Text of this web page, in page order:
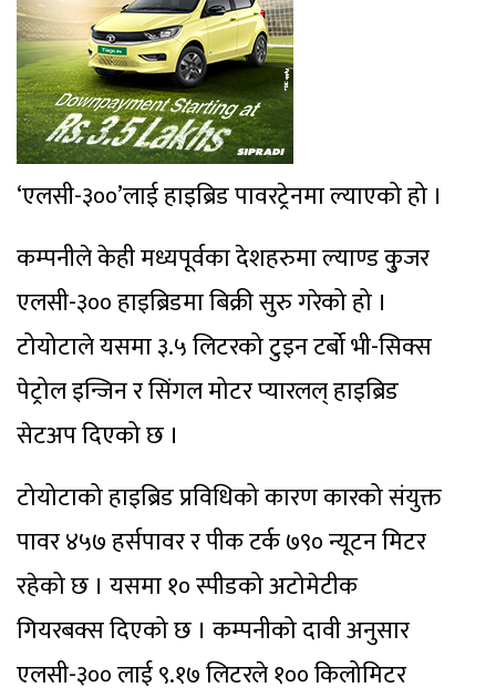
‘एलसी-३००’लाई हाइब्रिड पावरट्रेनमा ल्याएको हो ।
कम्पनीले केही मध्यपूर्वका देशहरुमा ल्याण्ड कु्जर
एलसी-३०० हाइब्रिडमा बिक्री सुरु गरेको हो ।
टोयोटाले यसमा ३.५ लिटरको टुइन टर्बो भी-सिक्स
पेट्रोल इन्जिन र सिंगल मोटर प्यारलल् हाइब्रिड
सेटअप दिएको छ ।
टोयोटाको हाइब्रिड प्रविधिको कारण कारको संयुक्त
पावर ४५७ हर्सपावर र पीक टर्क ७९० न्यूटन मिटर
रहेको छ । यसमा १० स्पीडको अटोमेटीक
गियरबक्स दिएको छ । कम्पनीको दावी अनुसार
एलसी-३०० लाई ९.१७ लिटरले १०० किलोमिटर